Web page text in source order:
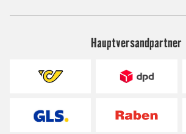
Hauptversandpartner